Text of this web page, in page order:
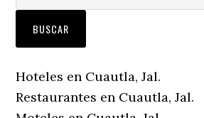
Hoteles en Cuautla, Jal.
Restaurantes en Cuautla, Jal.